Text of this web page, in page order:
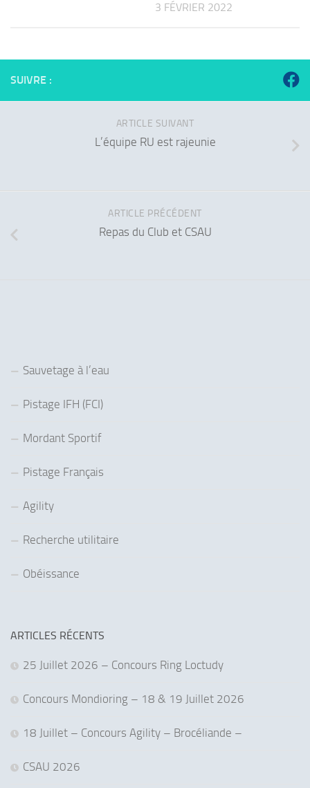
3 FÉVRIER 2022
SUIVRE :
ARTICLE SUIVANT
L’équipe RU est rajeunie
ARTICLE PRÉCÉDENT
Repas du Club et CSAU
Sauvetage à l’eau
Pistage IFH (FCI)
Mordant Sportif
Pistage Français
Agility
Recherche utilitaire
Obéissance
ARTICLES RÉCENTS
25 Juillet 2026 – Concours Ring Loctudy
Concours Mondioring – 18 & 19 Juillet 2026
18 Juillet – Concours Agility – Brocéliande –
CSAU 2026